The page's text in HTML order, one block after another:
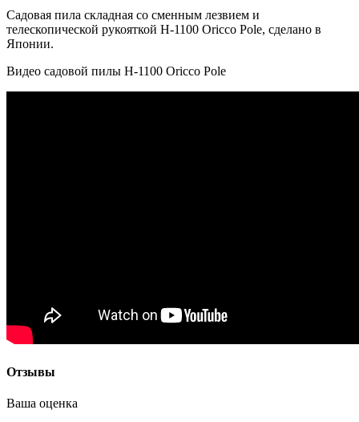
Садовая пила складная со сменным лезвием и
телескопической рукояткой H-1100 Oricco Pole, сделано в
Японии.
Видео садовой пилы H-1100 Oricco Pole
Отзывы
Ваша оценка